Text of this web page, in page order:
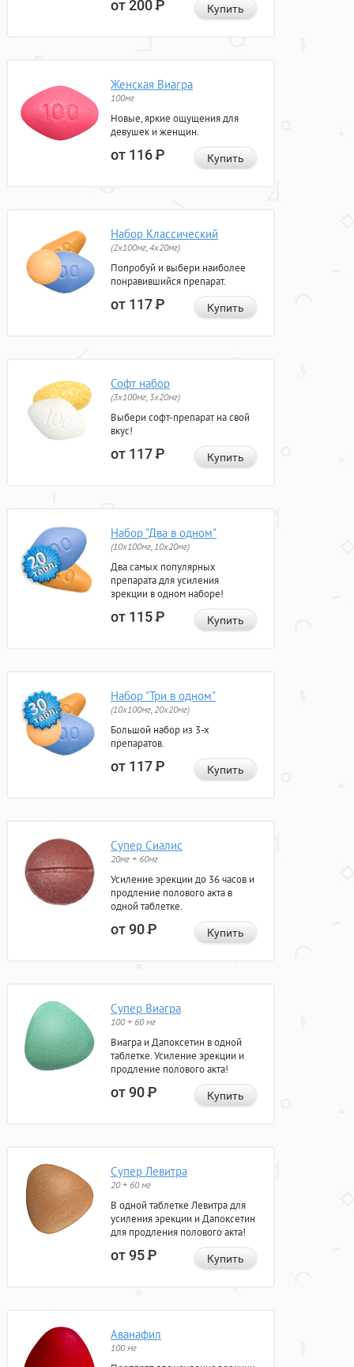
от 200Р Купить
Женская Виагра
100мг
Новые, яркие ощущения для
девушек и женщин.
от 116Р Купить
Набор Классический
(2x100мг, 4x20мг)
Попробуй и выбери наиболее
понравившийся препарат.
от 117Р Купить
Софт набор
(3x100мг, 3x20мг)
Выбери софт-препарат на свой
вкус!
от 117Р Купить
Набор "Два в одном"
(10x100мг, 10x20мг)
Два самых популярных
препарата для усиления
эрекции в одном наборе!
от 115Р Купить
Набор "Три в одном"
(10x100мг, 20x20мг)
Большой набор из 3-х
препаратов.
от 117Р Купить
Супер Сиалис
20мг + 60мг
Усиление эрекции до 36 часов и
продление полового акта в
одной таблетке.
от 90Р Купить
Супер Виагра
100 + 60 мг
Виагра и Дапоксетин в одной
таблетке. Усиление эрекции и
продление полового акта!
от 90Р Купить
Супер Левитра
20 + 60 мг
В одной таблетке Левитра для
усиления эрекции и Дапоксетин
для продления полового акта!
от 95Р Купить
Аванафил
100 мг